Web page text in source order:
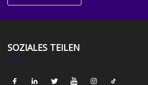
SOZIALES TEILEN